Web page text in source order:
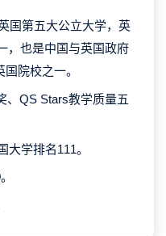
国第五大公立大学，英
，也是中国与英国政府
院校之一。
、QS Stars教学质量五
学排名111。